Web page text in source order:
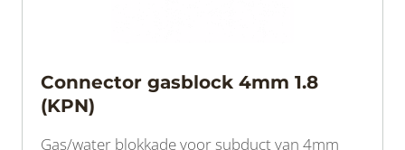
Connector gasblock 4mm 1.8
(KPN)
Gas/water blokkade voor subduct van 4mm